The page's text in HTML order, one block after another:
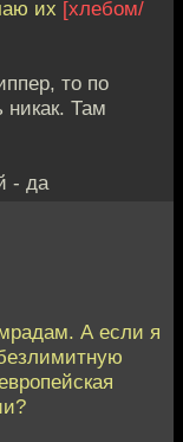
их [хлебом/
то по
никак. Там
- да
А если я